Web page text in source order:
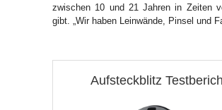
zwischen 10 und 21 Jahren in Zeiten
gibt. „Wir haben Leinwände, Pinsel und
Aufsteckblitz